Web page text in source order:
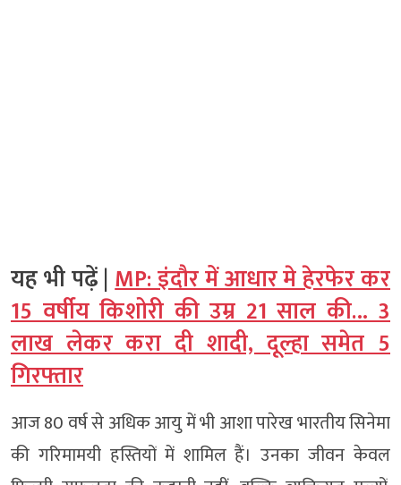
यह भी पढ़ें |MP: इंदौर में आधार मे हेरफेर कर
15 वर्षीय किशोरी की उम्र 21 साल की… 3
लाख लेकर करा दी शादी, दूल्हा समेत 5
गिरफ्तार
आज 80 वर्ष से अधिक आयु में भी आशा पारेख भारतीय सिनेमा
की गरिमामयी हस्तियों में शामिल हैं। उनका जीवन केवल